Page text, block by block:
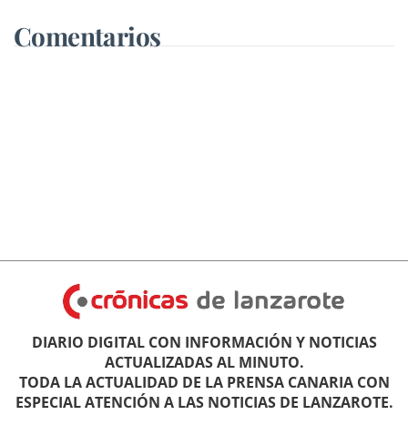
Comentarios
DIARIO DIGITAL CON INFORMACIÓN Y NOTICIAS
ACTUALIZADAS AL MINUTO.
TODA LA ACTUALIDAD DE LA PRENSA CANARIA CON
ESPECIAL ATENCIÓN A LAS NOTICIAS DE LANZAROTE.